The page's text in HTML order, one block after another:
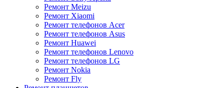
Ремонт Meizu
Ремонт Xiaomi
Ремонт телефонов Acer
Ремонт телефонов Asus
Ремонт Huawei
Ремонт телефонов Lenovo
Ремонт телефонов LG
Ремонт Nokia
Ремонт Fly